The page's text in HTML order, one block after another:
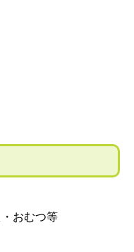
おむつ等